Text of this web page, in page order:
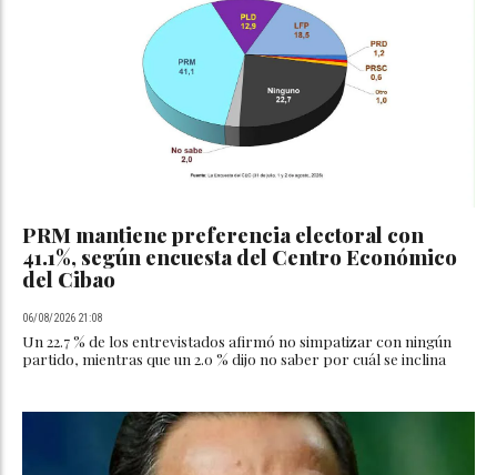
PRM mantiene preferencia electoral con
41.1%, según encuesta del Centro Económico
del Cibao
06/08/2026 21:08
Un 22.7 % de los entrevistados afirmó no simpatizar con ningún
partido, mientras que un 2.0 % dijo no saber por cuál se inclina